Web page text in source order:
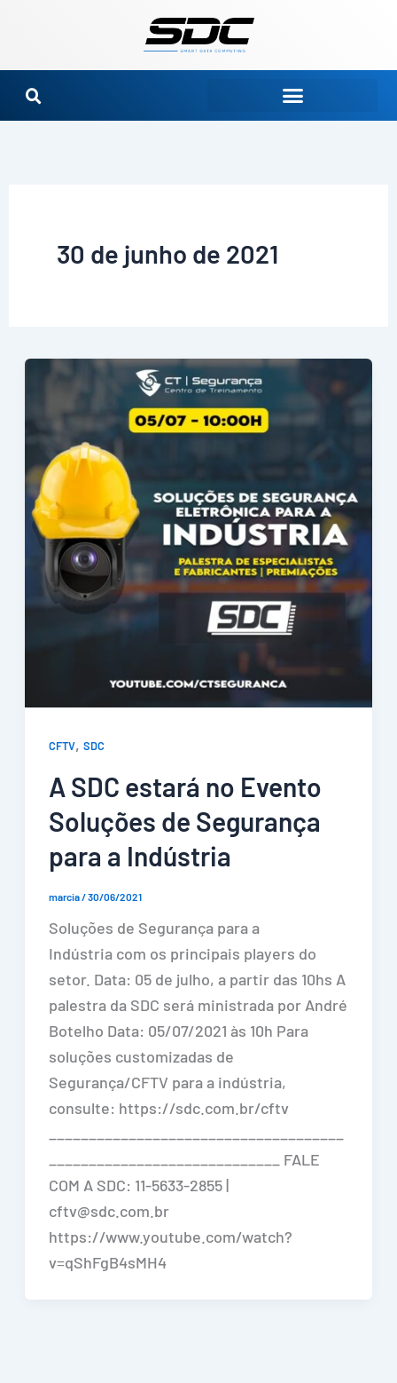
conteúdo
30 de junho de 2021
CFTV, SDC
A SDC estará no Evento
Soluções de Segurança
para a Indústria
marcia/30/06/2021
Soluções de Segurança para a
Indústria com os principais players do
setor. Data: 05 de julho, a partir das 10hs A
palestra da SDC será ministrada por André
Botelho Data: 05/07/2021 às 10h Para
soluções customizadas de
Segurança/CFTV para a indústria,
consulte: https://sdc.com.br/cftv
_____________________________ FALE
COM A SDC: 11-5633-2855 |
cftv@sdc.com.br
https://www.youtube.com/watch?
v=qShFgB4sMH4